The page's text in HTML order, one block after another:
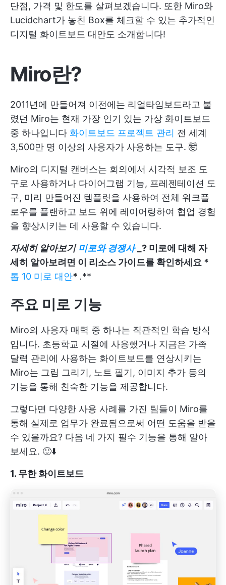
단점, 가격 및 한도를 살펴보겠습니다. 또한 Miro와
Lucidchart가 놓친 Box를 체크할 수 있는 추가적인
디지털 화이트보드 대안도 소개합니다!
Miro란?
2011년에 만들어져 이전에는 리얼타임보드라고 불
렸던 Miro는 현재 가장 인기 있는 가상 화이트보드
중 하나입니다 화이트보드 프로젝트 관리 전 세계
3,500만 명 이상의 사용자가 사용하는 도구. 🤯
Miro의 디지털 캔버스는 회의에서 시각적 보조 도
구로 사용하거나 다이어그램 기능, 프레젠테이션 도
구, 미리 만들어진 템플릿을 사용하여 전체 워크플
로우를 플랜하고 보드 위에 레이어링하여 협업 경험
을 향상시키는 데 사용할 수 있습니다.
자세히 알아보기 미로와 경쟁사
_? 미로에 대해 자
세히 알아보려면 이 리소스 가이드를 확인하세요 *
톱 10 미로 대안* .**
주요 미로 기능
Miro의 사용자 매력 중 하나는 직관적인 학습 방식
입니다. 초등학교 시절에 사용했거나 지금은 가족
달력 관리에 사용하는 화이트보드를 연상시키는
Miro는 그림 그리기, 노트 필기, 이미지 추가 등의
기능을 통해 친숙한 기능을 제공합니다.
그렇다면 다양한 사용 사례를 가진 팀들이 Miro를
통해 실제로 업무가 완료됨으로써 어떤 도움을 받을
수 있을까요? 다음 네 가지 필수 기능을 통해 알아
보세요. 🙂⬇️
1. 무한 화이트보드